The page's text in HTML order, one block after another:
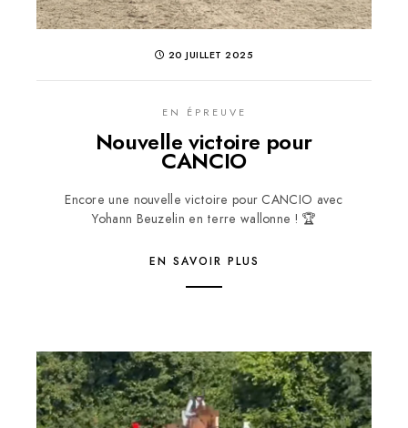
20 JUILLET 2025
EN ÉPREUVE
Nouvelle victoire pour
CANCIO
Encore une nouvelle victoire pour CANCIO avec
Yohann Beuzelin en terre wallonne ! 🏆
EN SAVOIR PLUS